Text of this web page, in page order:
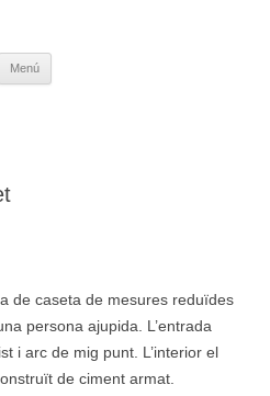
Menú
de caseta de mesures reduïdes
persona ajupida. L’entrada
i arc de mig punt. L’interior el
de ciment armat.